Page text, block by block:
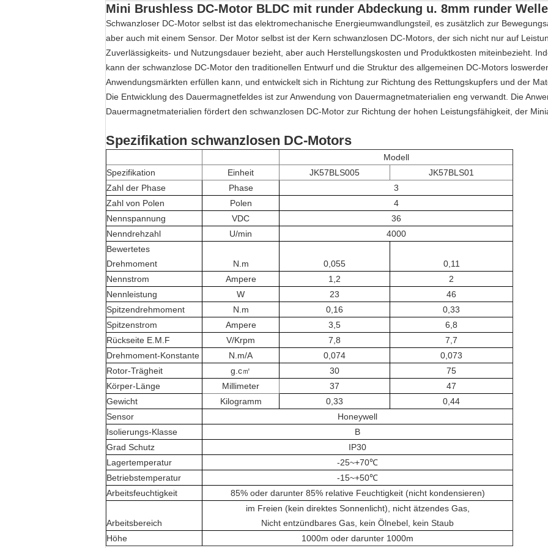
Mini Brushless DC-Motor BLDC mit runder Abdeckung u. 8mm runder
Schwanzloser DC-Motor selbst ist das elektromechanische Energieumwandlungsteil, es zusätzlich zur
aber auch mit einem Sensor. Der Motor selbst ist der Kern schwanzlosen DC-Motors, der sich nicht nur auf
Zuverlässigkeits- und Nutzungsdauer bezieht, aber auch Herstellungskosten und Produktkosten miteinbezieht.
kann der schwanzlose DC-Motor den traditionellen Entwurf und die Struktur des allgemeinen DC-Motors
Anwendungsmärkten erfüllen kann, und entwickelt sich in Richtung zur Richtung des Rettungskupfers und der
Die Entwicklung des Dauermagnetfeldes ist zur Anwendung von Dauermagnetmaterialien eng verwandt. Die
Dauermagnetmaterialien fördert den schwanzlosen DC-Motor zur Richtung der hohen Leistungsfähigkeit, der
Spezifikation schwanzlosen DC-Motors
Modell
Spezifikation
Einheit JK57BLS005
JK57BLS01
Zahl der Phase
Phase
3
Zahl von Polen
Polen
4
Nennspannung
VDC
36
Nenndrehzahl
U/min
4000
Bewertetes
Drehmoment
N.m 0,055
0,11
Nennstrom
Ampere 1,2
2
Nennleistung
W 23
46
Spitzendrehmoment
N.m 0,16
0,33
Spitzenstrom
Ampere 3,5
6,8
Rückseite E.M.F
V/Krpm 7,8
7,7
Drehmoment-Konstante
N.m/A 0,074
0,073
Rotor-Trägheit
g.c㎡ 30
75
Körper-Länge
Millimeter 37
47
Gewicht
Kilogramm 0,33
0,44
Sensor
Honeywell
Isolierungs-Klasse
B
Grad Schutz
IP30
Lagertemperatur
-25~+70℃
Betriebstemperatur
-15~+50℃
Arbeitsfeuchtigkeit
85% oder darunter 85% relative Feuchtigkeit (nicht kondensieren)
Arbeitsbereich
im Freien (kein direktes Sonnenlicht), nicht ätzendes Gas,
Nicht entzündbares Gas, kein Ölnebel, kein Staub
Höhe
1000m oder darunter 1000m